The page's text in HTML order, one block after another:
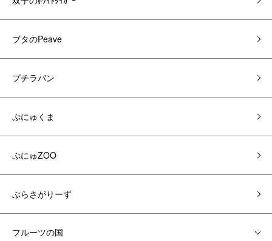
ブタのPeave
プチラパン
ぷにゅくま
ぷにゅZOO
ぶらさがりーず
フルーツの国